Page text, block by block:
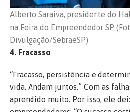
Alberto Saraiva, presidente do
na Feira do Empreendedor SP
Divulgação/SebraeSP)
4. Fracasso
“Fracasso, persistência e
vida. Andam juntos.” Com as
aprendido muito. Por isso, ele